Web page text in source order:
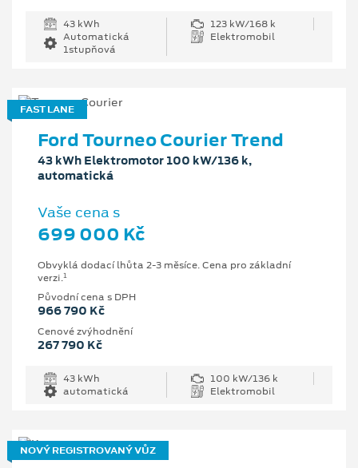
43 kWh
123 kW/168 k
Automatická
1stupňová
Elektromobil
FAST LANE
Ford Tourneo Courier Trend
43 kWh Elektromotor 100 kW/136 k,
automatická
Vaše cena s
699 000 Kč
Obvyklá dodací lhůta 2-3 měsíce. Cena pro základní
verzi.1
Původní cena s DPH
966 790 Kč
Cenové zvýhodnění
267 790 Kč
43 kWh
100 kW/136 k
automatická
Elektromobil
NOVÝ REGISTROVANÝ VŮZ